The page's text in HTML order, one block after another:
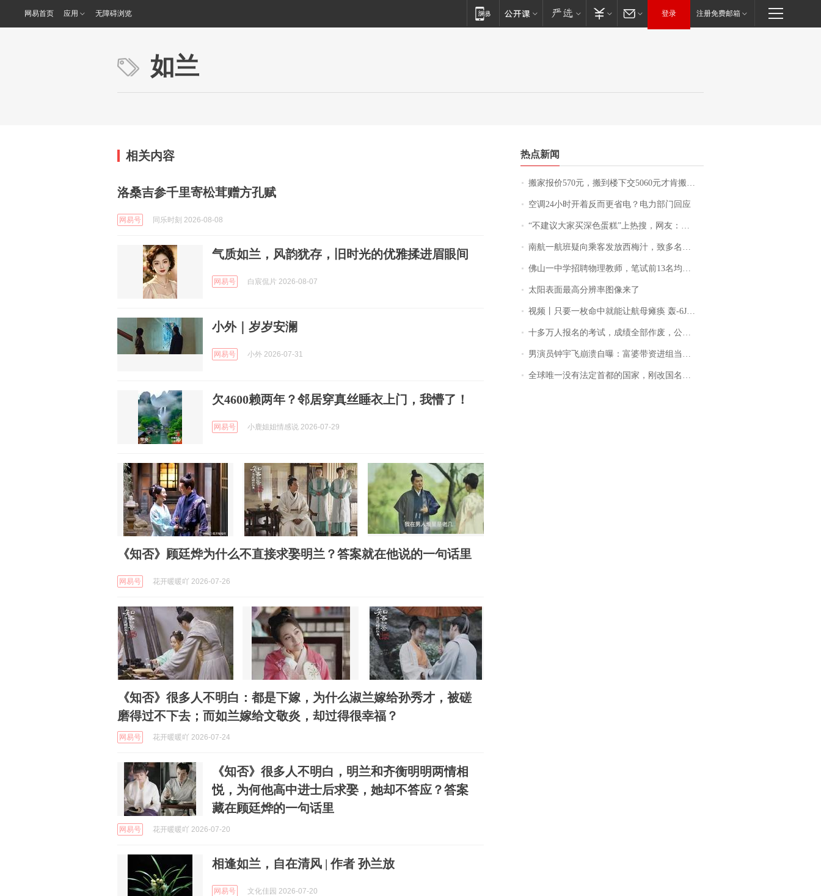
网易首页 应用 无障碍浏览 登录 注册免费邮箱
如兰
相关内容
洛桑吉参千里寄松茸赠方孔赋
网易号 同乐时刻 2026-08-08
气质如兰，风韵犹存，旧时光的优雅揉进眉眼间
网易号 白宸侃片 2026-08-07
小外｜岁岁安澜
网易号 小外 2026-07-31
欠4600赖两年？邻居穿真丝睡衣上门，我懵了！
网易号 小鹿姐姐情感说 2026-07-29
《知否》顾廷烨为什么不直接求娶明兰？答案就在他说的一句话里
网易号 花开暖暖吖 2026-07-26
《知否》很多人不明白：都是下嫁，为什么淑兰嫁给孙秀才，被磋
磨得过不下去；而如兰嫁给文敬炎，却过得很幸福？
网易号 花开暖暖吖 2026-07-24
《知否》很多人不明白，明兰和齐衡明明两情相
悦，为何他高中进士后求娶，她却不答应？答案
藏在顾廷烨的一句话里
网易号 花开暖暖吖 2026-07-20
相逢如兰，自在清风 | 作者 孙兰放
网易号 文化佳园 2026-07-20
热点新闻
搬家报价570元，搬到楼下交5060元才肯搬上楼！女子傻眼了……
空调24小时开着反而更省电？电力部门回应
“不建议大家买深色蛋糕”上热搜，网友：天塌了！
南航一航班疑向乘客发放西梅汁，致多名乘客在飞行途中排队上厕所！乘客：机上100多人只有2个厕所；客服回应：并非每架飞机都会发放西梅汁
佛山一中学招聘物理教师，笔试前13名均遭淘汰？教育局：已叫停招聘，成立调查组全面核查
太阳表面最高分辨率图像来了
视频丨只要一枚命中就能让航母瘫痪 轰-6J实力有多强？
十多万人报名的考试，成绩全部作废，公平么？
男演员钟宇飞崩溃自曝：富婆带资进组当女主角，50多集短剧强加60余场吻戏......不敢得罪只能强忍
全球唯一没有法定首都的国家，刚改国名，总统就邀请中国大使骑行绕了几乎整个国境线一圈，还曾两次到中国寻根